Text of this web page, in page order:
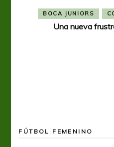
BOCA JUNIORS
Una nueva
FÚTBOL FEMENINO